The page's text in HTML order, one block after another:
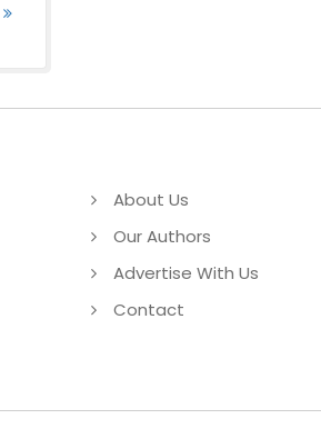
About Us
Our Authors
Advertise With Us
Contact